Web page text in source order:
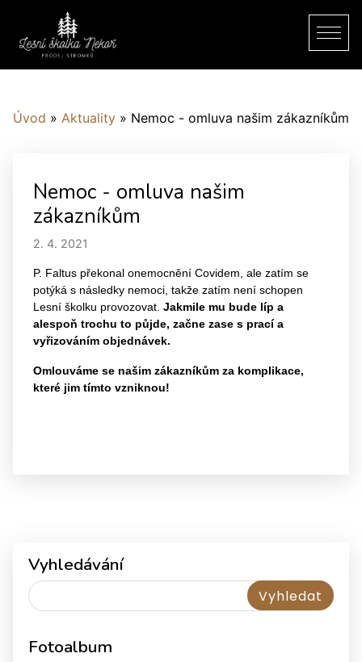
Úvod » Aktuality » Nemoc - omluva našim zákazníkům
Nemoc - omluva našim
zákazníkům
2. 4. 2021
P. Faltus překonal onemocnění Covidem, ale zatím se
potýká s následky nemoci, takže zatím není schopen
Lesní školku provozovat. Jakmile mu bude líp a
alespoň trochu to půjde, začne zase s prací a
vyřizováním objednávek.
Omlouváme se našim zákazníkům za komplikace,
které jim tímto vzniknou!
Vyhledávání
Fotoalbum